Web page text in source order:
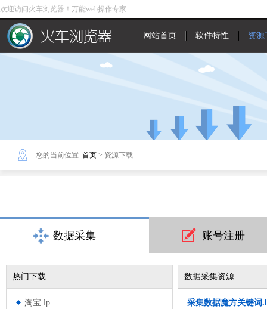
欢迎访问火车浏览器！万能web操作专家
网站首页 软件特性 资源
您的当前位置: 首页 > 资源下载
数据采集 账号注册
热门下载
淘宝.lp
数据采集资源
采集数据魔方关键词